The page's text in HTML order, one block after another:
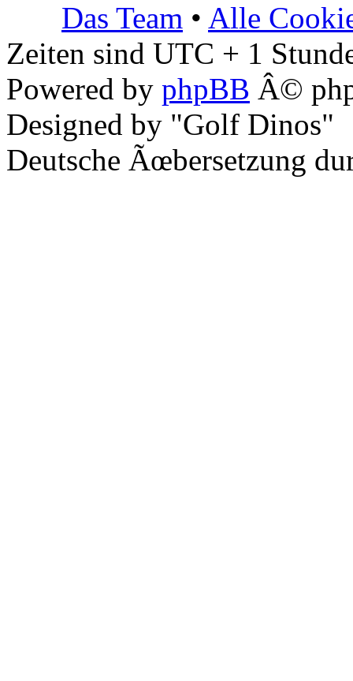
Das Team • Alle
Zeiten sind UTC + 1
Powered by phpBB Â©
Designed by "Golf Dinos"
Deutsche Ãœbersetzung